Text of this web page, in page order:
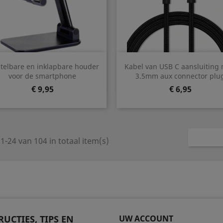
en inklapbare houder
voor de smartphone
Prijs
€ 9,95
 Snel bekijken
Kabel van USB C aansluiting
3.5mm aux connector
Prijs
€ 6,95
Snel bekijken
24 van 104 in totaal item(s)
TIPS EN UW ACCOUNT